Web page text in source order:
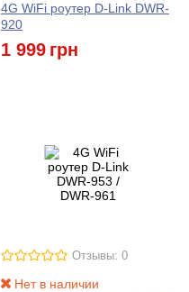
4G WiFi роутер D-Link DWR-
920
1 999 грн
Отзывы: 0
Нет в наличии